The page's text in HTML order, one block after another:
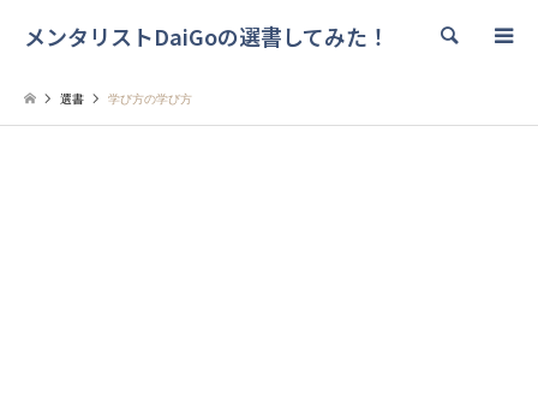
メンタリストDaiGoの選書してみた！ 検索
選書 学び方の学び方